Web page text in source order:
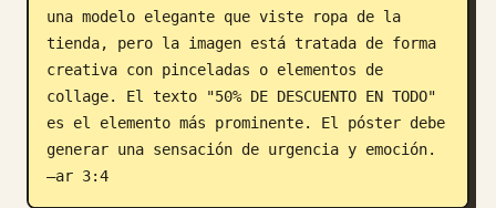
una modelo elegante que viste ropa de la
tienda, pero la imagen está tratada de forma
creativa con pinceladas o elementos de
collage. El texto "50% DE DESCUENTO EN TODO"
es el elemento más prominente. El póster debe
generar una sensación de urgencia y emoción.
–ar 3:4